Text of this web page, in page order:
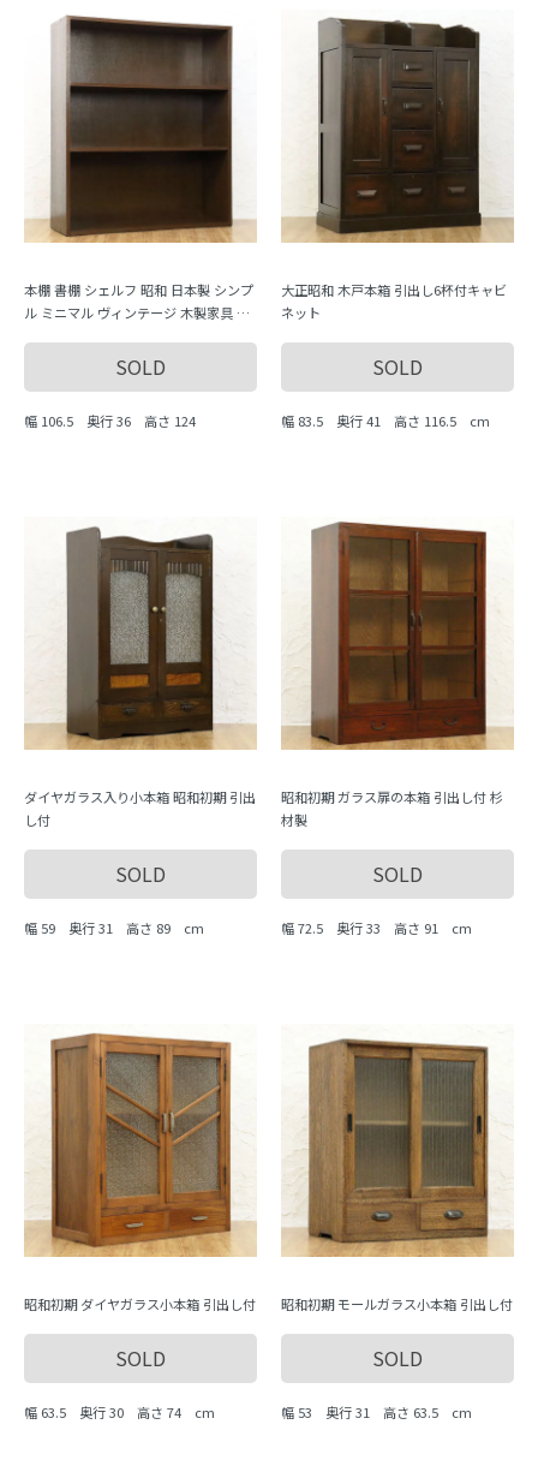
本棚 書棚 シェルフ 昭和 日本製 シンプ
ル ミニマル ヴィンテージ 木製家具 木
SOLD
幅 106.5 奥行 36 高さ 124
大正昭和 木戸本箱 引出し6杯付キャビ
ネット
SOLD
幅 83.5 奥行 41 高さ 116.5 cm
ダイヤガラス入り小本箱 昭和初期 引出
し付
SOLD
幅 59 奥行 31 高さ 89 cm
昭和初期 ガラス扉の本箱 引出し付 杉
材製
SOLD
幅 72.5 奥行 33 高さ 91 cm
昭和初期 ダイヤガラス小本箱 引出し付
SOLD
幅 63.5 奥行 30 高さ 74 cm
昭和初期 モールガラス小本箱 引出し付
SOLD
幅 53 奥行 31 高さ 63.5 cm